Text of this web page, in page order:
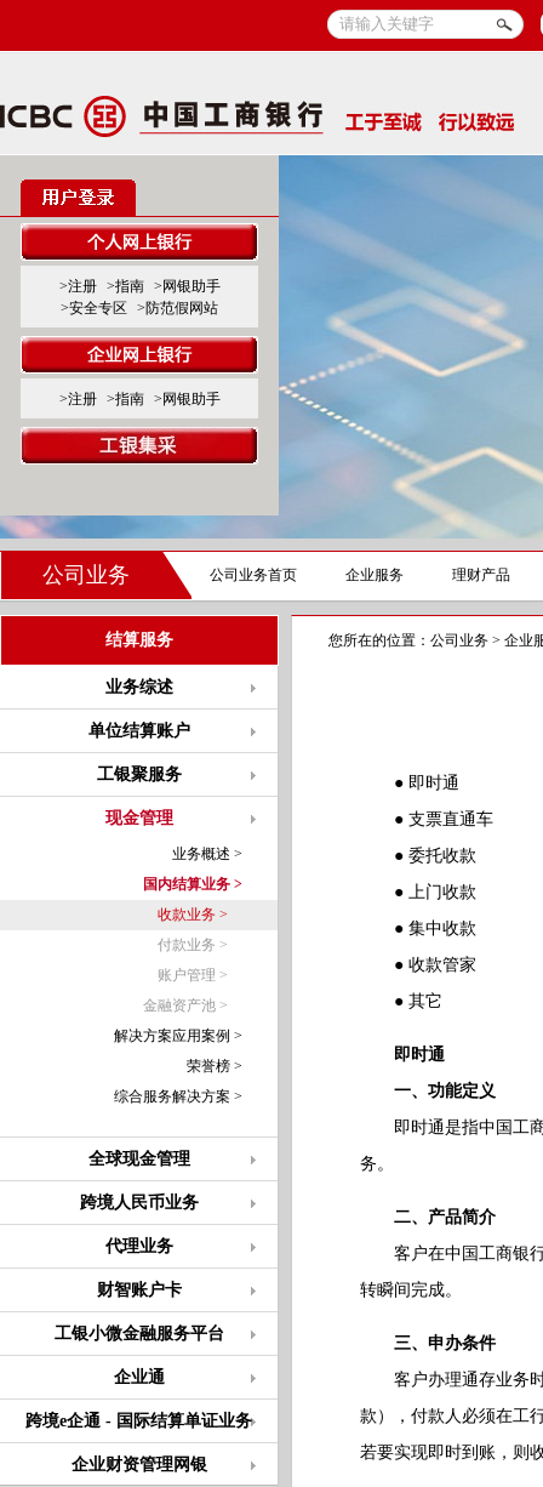
>注册 >指南
>网银助手
>安全专区
>防范假网站
>注册 >指南 >网银助手
公司业务 公司业务首页 企业服务 理财产品
结算服务
业务综述
单位结算账户
工银聚服务
现金管理
业务概述 >
国内结算业务 >
收款业务 >
付款业务 >
账户管理 >
金融资产池 >
解决方案应用案例 >
荣誉榜 >
综合服务解决方案 >
全球现金管理
跨境人民币业务
代理业务
财智账户卡
工银小微金融服务平台
企业通
跨境e企通 - 国际结算单证业务
企业财资管理网银
您所在的位置： 公司业务 > 企业
● 即时通
● 支票直通车
● 委托收款
● 上门收款
● 集中收款
● 收款管家
● 其它
即时通
一、功能定义
即时通是指中国工商
务。
二、产品简介
客户在中国工商银行
转瞬间完成。
三、申办条件
客户办理通存业务时
款），付款人必须在工
若要实现即时到账，则